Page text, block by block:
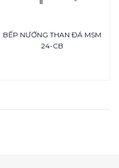
BẾP NƯỚNG THAN ĐÁ MSM
24-CB